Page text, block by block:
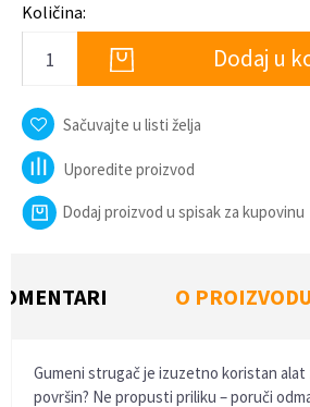
Količina:
Dodaj u
Sačuvajte u listi želja
Uporedite proizvod
Dodaj proizvod u spisak za kupovinu
O PROIZVODU
Gumeni strugač je izuzetno koristan alat
površin? Ne propusti priliku – poruči